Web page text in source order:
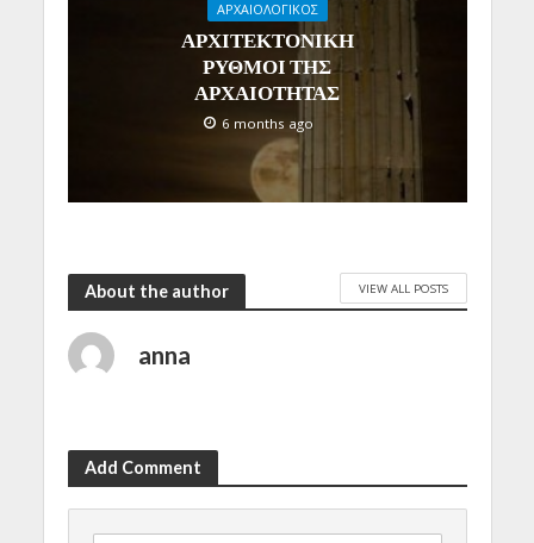
ΑΡΧΑΙΟΛΟΓΙΚΟΣ
ΑΡΧΙΤΕΚΤΟΝΙΚΗ
ΡΥΘΜΟΙ ΤΗΣ
ΑΡΧΑΙΟΤΗΤΑΣ
6 months ago
About the author VIEW ALL POSTS
anna
Add Comment